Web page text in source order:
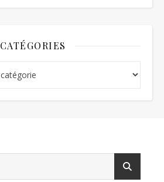
CATÉGORIES